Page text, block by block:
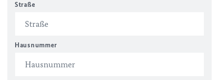
Straße
Hausnummer